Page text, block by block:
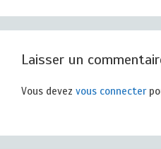
Laisser un
Vous devez vous connecter